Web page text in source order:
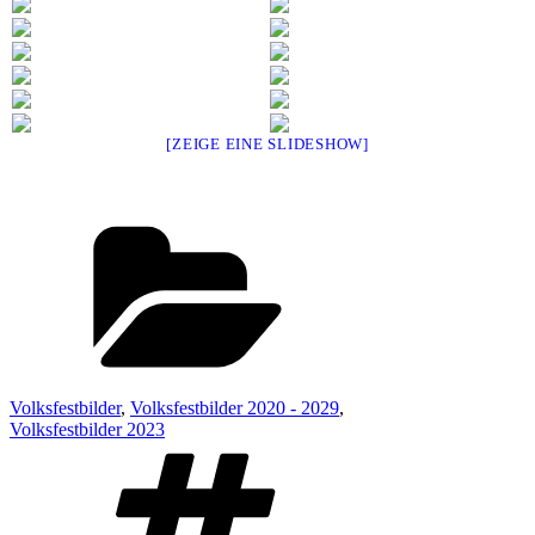
[ZEIGE EINE SLIDESHOW]
Volksfestbilder, Volksfestbilder 2020 - 2029,
Volksfestbilder 2023